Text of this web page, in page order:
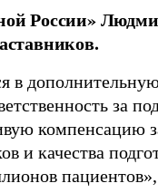
России»
в
за
компенсацию
и качества